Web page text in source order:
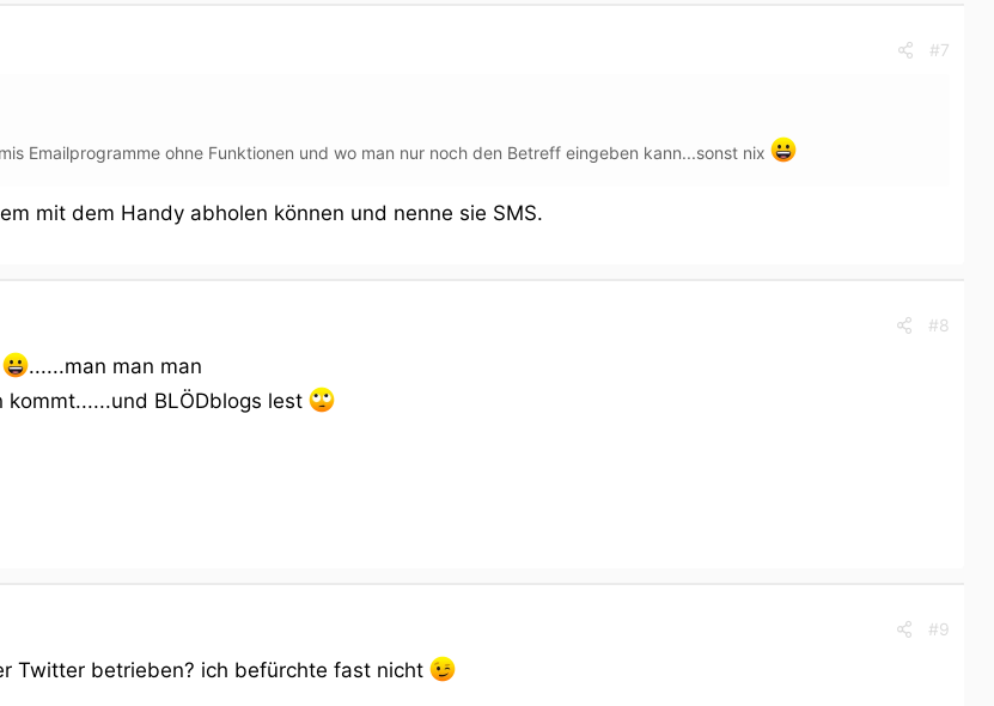
#7
Emailprogramme ohne Funktionen und wo man nur noch den Betreff eingeben kann...sonst nix
mit dem Handy abholen können und nenne sie SMS.
#8
......man man man
kommt......und BLÖDblogs lest
#9
Twitter betrieben? ich befürchte fast nicht